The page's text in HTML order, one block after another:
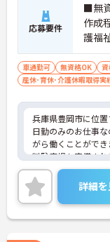
応募要件
■無
作成
護福
許あ
支援
車通勤可 無資格OK
産休･育休･介護休暇取得実
兵庫県豊岡市に位置
日勤のみのお仕事
がら働くことがで
料駐車場も完備さ
はお気軽にお問い
詳細